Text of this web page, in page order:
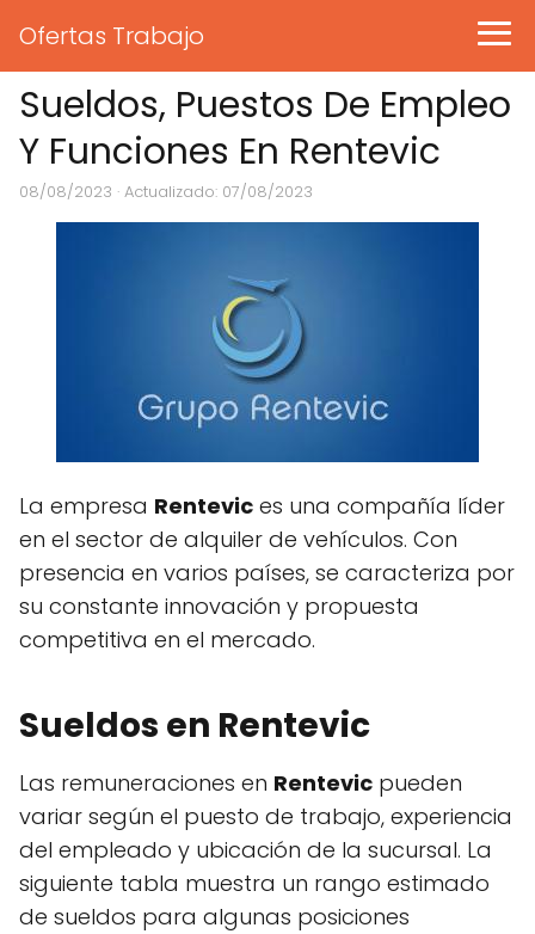
Ofertas Trabajo
Sueldos, Puestos De Empleo
Y Funciones En Rentevic
08/08/2023 · Actualizado: 07/08/2023
La empresa Rentevic es una compañía líder
en el sector de alquiler de vehículos. Con
presencia en varios países, se caracteriza por
su constante innovación y propuesta
competitiva en el mercado.
Sueldos en Rentevic
Las remuneraciones en Rentevic pueden
variar según el puesto de trabajo, experiencia
del empleado y ubicación de la sucursal. La
siguiente tabla muestra un rango estimado
de sueldos para algunas posiciones